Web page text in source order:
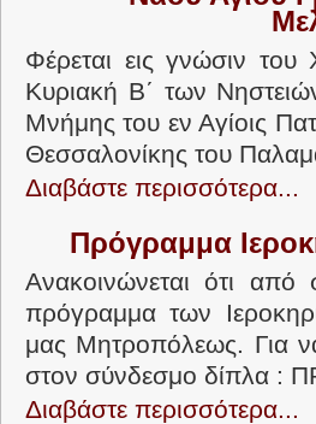
Φέρεται εις γνώσιν
Κυριακή Β΄ των
Μνήμης του εν Αγίοις
Θεσσαλονίκης του
Διαβάστε περισσότερα...
Πρόγραμμα
Ανακοινώνεται ότι
πρόγραμμα των
μας Μητροπόλεως. Για
στον σύνδεσμο δίπλα
Διαβάστε περισσότερα...